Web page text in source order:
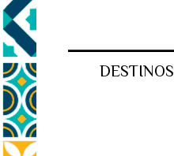
DESTINOS